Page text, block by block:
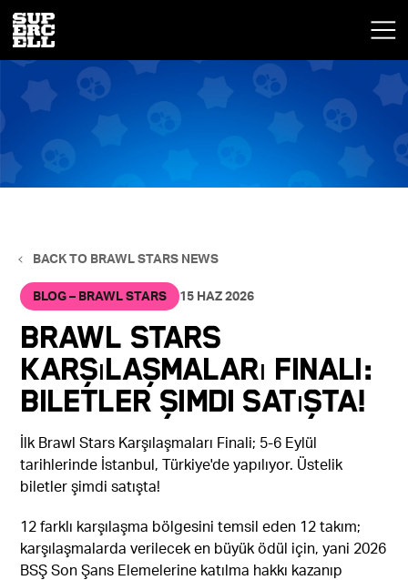
BACK TO BRAWL STARS NEWS
BLOG – BRAWL STARS 15 HAZ 2026
Brawl Stars
Karşılaşmaları Finali:
Biletler Şimdi Satışta!
İlk Brawl Stars Karşılaşmaları Finali; 5-6 Eylül
tarihlerinde İstanbul, Türkiye'de yapılıyor. Üstelik
biletler şimdi satışta!
12 farklı karşılaşma bölgesini temsil eden 12 takım;
karşılaşmalarda verilecek en büyük ödül için, yani 2026
BSŞ Son Şans Elemelerine katılma hakkı kazanıp